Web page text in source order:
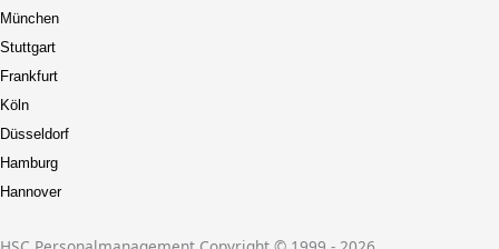
München
Stuttgart
Frankfurt
Köln
Düsseldorf
Hamburg
Hannover